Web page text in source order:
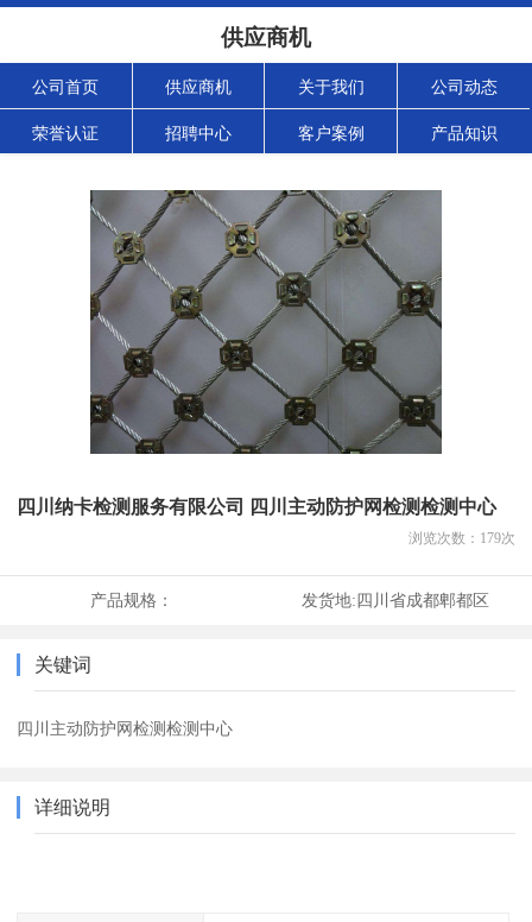
供应商机
公司首页 供应商机 关于我们 公司动态
荣誉认证 招聘中心 客户案例 产品知识
四川纳卡检测服务有限公司 四川主动防护网检测检测中心
浏览次数： 179次
产品规格： 发货地:四川省成都郫都区
关键词
四川主动防护网检测检测中心
详细说明